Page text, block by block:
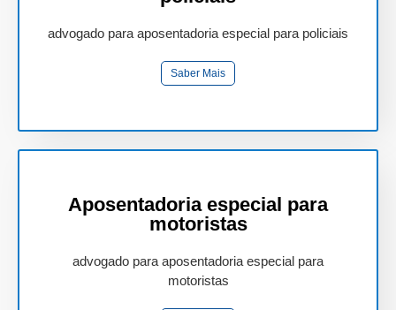
advogado para aposentadoria especial para policiais
Saber Mais
Aposentadoria especial para
motoristas
advogado para aposentadoria especial para
motoristas